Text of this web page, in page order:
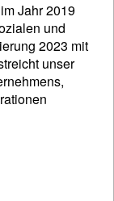
Jahr 2019
und
2023 mit
unser